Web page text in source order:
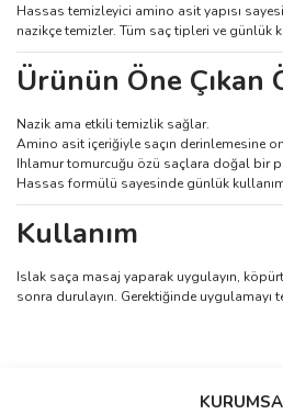
Hassas temizleyici amino asit yapısı
nazikçe temizler. Tüm saç tipleri ve günlük
Ürünün Öne
Nazik ama etkili temizlik sağlar.
Amino asit içeriğiyle saçın derinlemesine
Ihlamur tomurcuğu özü saçlara doğal bir
Hassas formülü sayesinde günlük
Kullanım
Islak saça masaj yaparak uygulayın,
sonra durulayın. Gerektiğinde uygulamayı
Bu ürüne ilk yorumu